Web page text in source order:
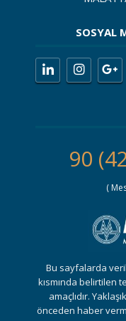
SOSYAL
90
(
Bu sayfalarda
kısmında belirtilen
amaçlıdır.
önceden haber